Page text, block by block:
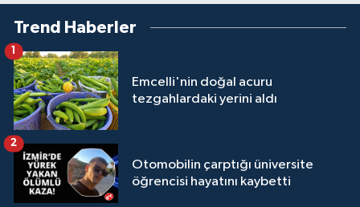
Trend Haberler
Emcelli'nin doğal acuru
tezgahlardaki yerini aldı
Otomobilin çarptığı üniversite
öğrencisi hayatını kaybetti
2